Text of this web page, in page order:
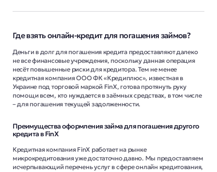
Где взять онлайн-кредит для погашения займов?
Деньги в долг для погашения кредита предоставляют далеко
не все финансовые учреждения, поскольку данная операция
несёт повышенные риски для кредитора. Тем не менее
кредитная компания ООО ФК «Кредиплюс», известная в
Украине под торговой маркой FinX, готова протянуть руку
помощи всем, кто нуждается в заёмных средствах, в том числе
– для погашения текущей задолженности.
Преимущества оформления займа для погашения другого
кредита в FinX
Кредитная компания FinX работает на рынке
микрокредитования уже достаточно давно. Мы предоставляем
исчерпывающий перечень услуг в сфере онлайн кредитования,